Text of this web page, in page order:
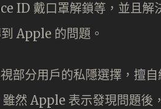
ID 戴口罩解鎖等，並且解
Apple 的問題。
部分用戶的私隱選擇，擅
然 Apple 表示發現問題後